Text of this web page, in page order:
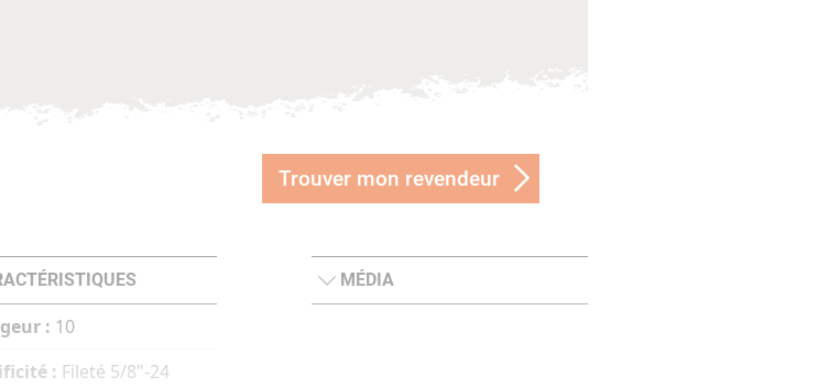
Trouver mon revendeur
: 10
: Fileté 5/8"-24
MÉDIA